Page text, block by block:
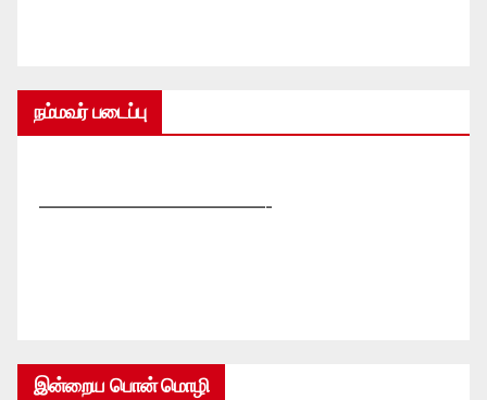
நம்மவர் படைப்பு
—————————————-
இன்றைய பொன் மொழி